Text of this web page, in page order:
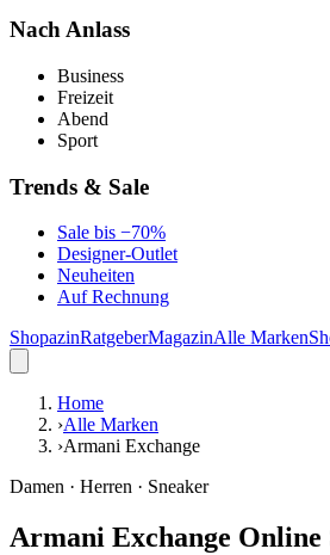
Nach Anlass
Business
Freizeit
Abend
Sport
Trends & Sale
Sale bis −70%
Designer-Outlet
Neuheiten
Auf Rechnung
ShopazinRatgeberMagazinAlle Marken
Home
›Alle Marken
›Armani Exchange
Damen · Herren · Sneaker
Armani Exchange Online